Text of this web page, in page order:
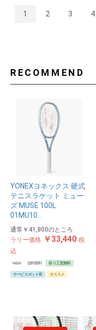
お買い物を続
1 2 3 4
RECOMMEND
YONEXヨネックス 硬式
テニスラケット ミュー
ズ MUSE 100L
01MU10…
通常 ￥41,800のところ
ラリー価格 ￥33,440 税
込
NEW 送料無料 張り工賃無料
サービスガット有 オススメ